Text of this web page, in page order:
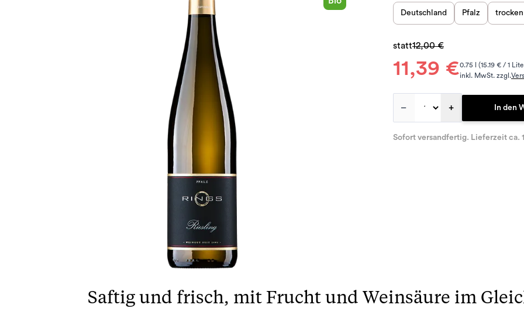
Deutschland Pfalz trocken
11,39 €
statt12,00 €
0.75 l (15.19 € / 1
inkl. MwSt. zzgl.
– + In den
Sofort versandfertig. Lieferzeit ca.
Saftig und frisch, mit Frucht und Weinsäure im